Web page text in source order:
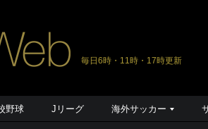
毎日6時・11時・17時更新
野球 Jリーグ 海外サッカー